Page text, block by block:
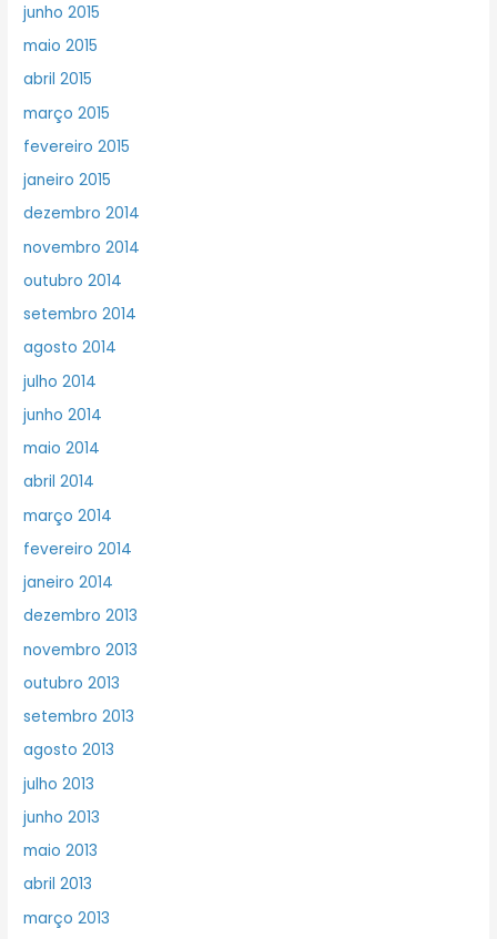
junho 2015
maio 2015
abril 2015
março 2015
fevereiro 2015
janeiro 2015
dezembro 2014
novembro 2014
outubro 2014
setembro 2014
agosto 2014
julho 2014
junho 2014
maio 2014
abril 2014
março 2014
fevereiro 2014
janeiro 2014
dezembro 2013
novembro 2013
outubro 2013
setembro 2013
agosto 2013
julho 2013
junho 2013
maio 2013
abril 2013
março 2013